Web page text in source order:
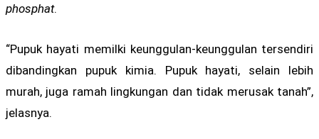
phosphat.
“Pupuk hayati memilki keunggulan-keunggulan tersendiri
dibandingkan pupuk kimia. Pupuk hayati, selain lebih
murah, juga ramah lingkungan dan tidak merusak tanah”,
jelasnya.